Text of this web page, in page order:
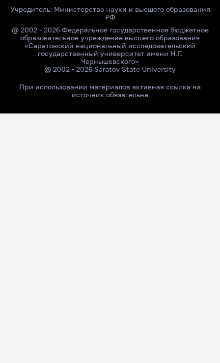
Учредитель: Министерство науки и высшего образования
РФ
@ 2002 - 2026 Федеральное государственное бюджетное
образовательное учреждение высшего образования
«Саратовский национальный исследовательский
государственный университет имени Н.Г.
Чернышевского»
@ 2002 - 2026 Saratov State University
При использовании материалов активная ссылка на
источник обязательна